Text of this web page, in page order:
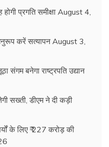
प्रगति समीक्षा August 4,
करें सत्यापन August 3,
बनेगा राष्ट्रपति उद्यान
सख्ती, डीएम ने दी कड़ी
के लिए ₹ 227 करोड़ की